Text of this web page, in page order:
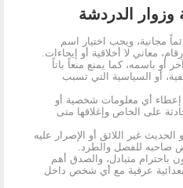
وزوار الدردشة
مجانية، ويجب اختيار اسم
معاني لا أخلاقية أو إيحاءات.
باسمه، كما يمنع منعاً باتاً
أو السياسية التي تسبب
أي معلومات شخصية أو
على الخاص وإغلاقها متى
غير اللائق أو الإصرار عليه
صاحبه للفصل والطرد.
باحترام متبادل، والصدق أهم
بعدائية عرقية مع أي شخص داخل